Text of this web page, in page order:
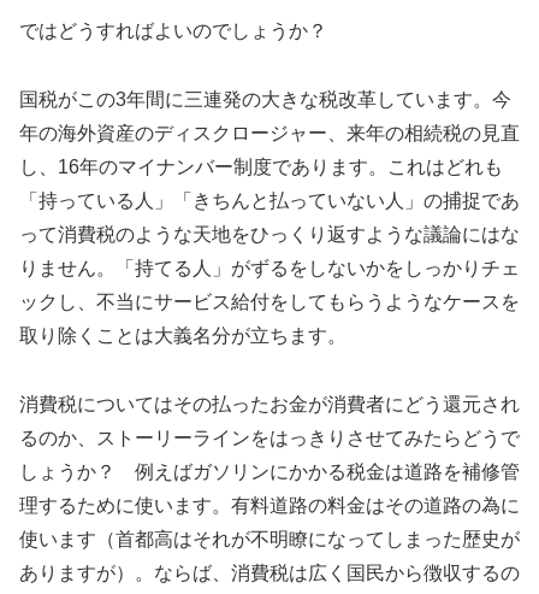
ではどうすればよいのでしょうか？
国税がこの3年間に三連発の大きな税改革しています。今
年の海外資産のディスクロージャー、来年の相続税の見直
し、16年のマイナンバー制度であります。これはどれも
「持っている人」「きちんと払っていない人」の捕捉であ
って消費税のような天地をひっくり返すような議論にはな
りません。「持てる人」がずるをしないかをしっかりチェ
ックし、不当にサービス給付をしてもらうようなケースを
取り除くことは大義名分が立ちます。
消費税についてはその払ったお金が消費者にどう還元され
るのか、ストーリーラインをはっきりさせてみたらどうで
しょうか？ 例えばガソリンにかかる税金は道路を補修管
理するために使います。有料道路の料金はその道路の為に
使います（首都高はそれが不明瞭になってしまった歴史が
ありますが）。ならば、消費税は広く国民から徴収するの